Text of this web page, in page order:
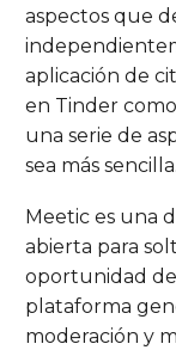
aspectos que
aplicación de
en Tinder
una serie de
sea más sencilla.
Meetic es una
abierta para
oportunidad
plataforma
moderación y